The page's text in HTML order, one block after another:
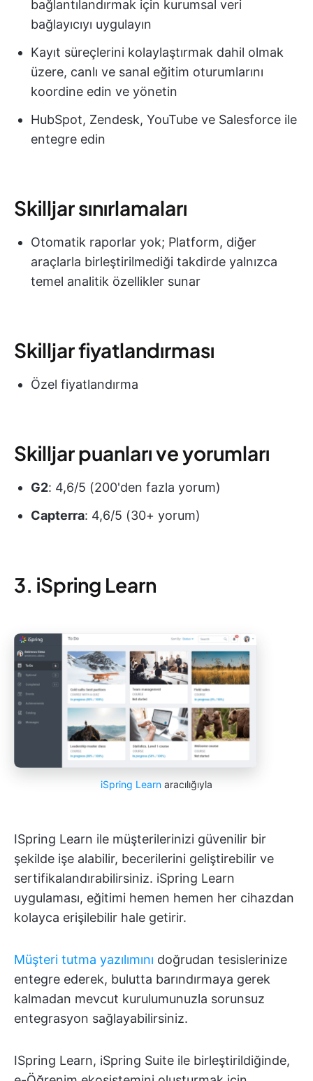
bağlantılandırmak için kurumsal veri
bağlayıcıyı uygulayın
Kayıt süreçlerini kolaylaştırmak dahil olmak
üzere, canlı ve sanal eğitim oturumlarını
koordine edin ve yönetin
HubSpot, Zendesk, YouTube ve Salesforce ile
entegre edin
Skilljar sınırlamaları
Otomatik raporlar yok; Platform, diğer
araçlarla birleştirilmediği takdirde yalnızca
temel analitik özellikler sunar
Skilljar fiyatlandırması
Özel fiyatlandırma
Skilljar puanları ve yorumları
G2: 4,6/5 (200'den fazla yorum)
Capterra: 4,6/5 (30+ yorum)
3. iSpring Learn
iSpring Learn aracılığıyla
ISpring Learn ile müşterilerinizi güvenilir bir
şekilde işe alabilir, becerilerini geliştirebilir ve
sertifikalandırabilirsiniz. iSpring Learn
uygulaması, eğitimi hemen hemen her cihazdan
kolayca erişilebilir hale getirir.
Müşteri tutma yazılımını doğrudan tesislerinize
entegre ederek, bulutta barındırmaya gerek
kalmadan mevcut kurulumunuzla sorunsuz
entegrasyon sağlayabilirsiniz.
ISpring Learn, iSpring Suite ile birleştirildiğinde,